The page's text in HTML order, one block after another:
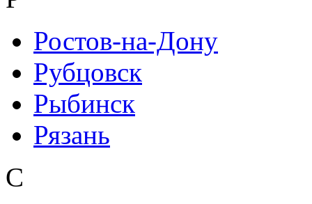
Ростов-на-Дону
Рубцовск
Рыбинск
Рязань
С